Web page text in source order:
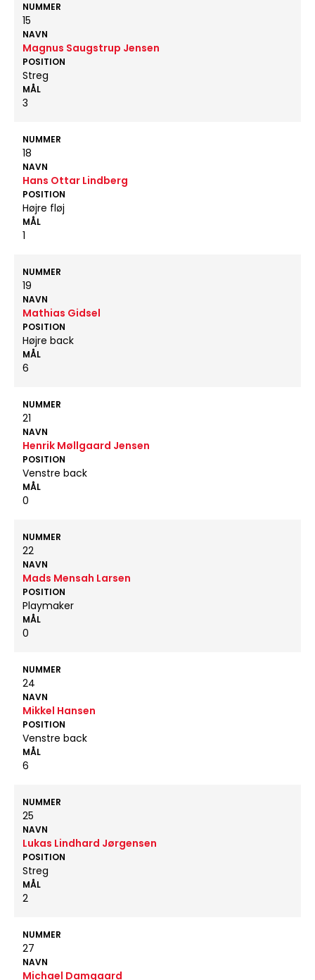
NUMMER
15
NAVN
Magnus Saugstrup Jensen
POSITION
Streg
MÅL
3
NUMMER
18
NAVN
Hans Ottar Lindberg
POSITION
Højre fløj
MÅL
1
NUMMER
19
NAVN
Mathias Gidsel
POSITION
Højre back
MÅL
6
NUMMER
21
NAVN
Henrik Møllgaard Jensen
POSITION
Venstre back
MÅL
0
NUMMER
22
NAVN
Mads Mensah Larsen
POSITION
Playmaker
MÅL
0
NUMMER
24
NAVN
Mikkel Hansen
POSITION
Venstre back
MÅL
6
NUMMER
25
NAVN
Lukas Lindhard Jørgensen
POSITION
Streg
MÅL
2
NUMMER
27
NAVN
Michael Damgaard